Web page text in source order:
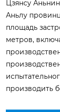
Цзянсу
Аньлу
площадь
метров,
производить